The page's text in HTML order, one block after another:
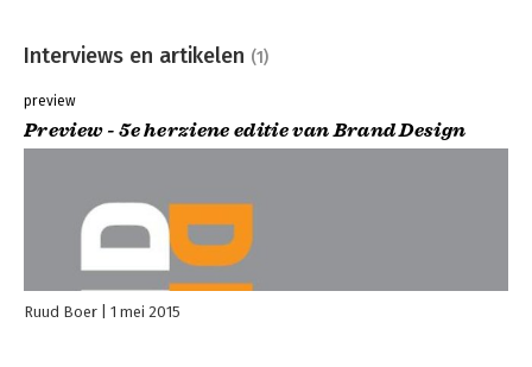
Interviews en artikelen (1)
preview
Preview - 5e herziene editie van Brand Design
Ruud Boer 1 mei 2015